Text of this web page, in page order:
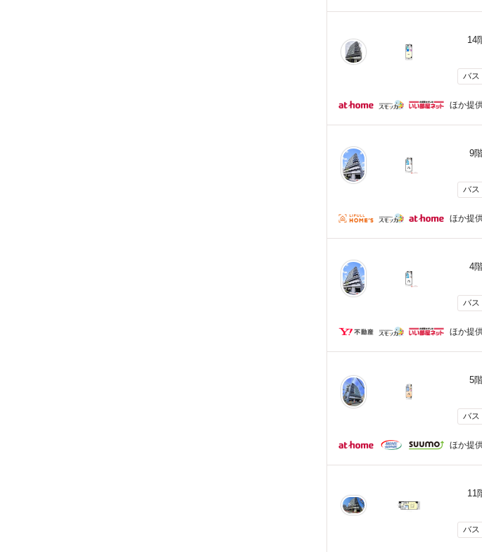
14
バス
ほか提
9
バス
ほか提
4
バス
ほか提
5
バス
ほか提
11
バス